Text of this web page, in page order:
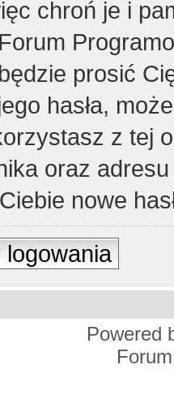
chroń je i
prosić
hasła,
z tej
oraz
nowe
Powered